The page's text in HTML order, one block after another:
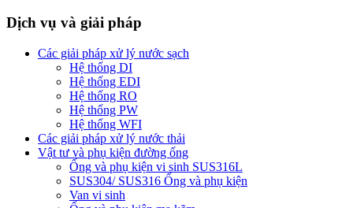
Dịch vụ và giải pháp
Các giải pháp xử lý nước sạch
Hệ thống DI
Hệ thống EDI
Hệ thống RO
Hệ thống PW
Hệ thống WFI
Các giải pháp xử lý nước thải
Vật tư và phụ kiện đường ống
Ống và phụ kiện vi sinh SUS316L
SUS304/ SUS316 Ống và phụ kiện
Van vi sinh